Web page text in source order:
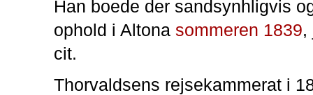
Han boede der sandsynhligvis
ophold i Altona sommeren 1839,
cit.
Thorvaldsens rejsekammerat i